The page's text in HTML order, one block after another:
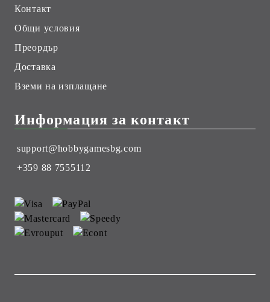
Контакт
Общи условия
Преордър
Доставка
Вземи на изплащане
Информация за контакт
support@hobbygamesbg.com
+359 88 7555112